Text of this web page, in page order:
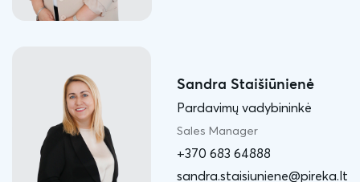
Sandra Staišiūnienė
Pardavimų vadybininkė
Sales Manager
+370 683 64888
sandra.staisiuniene@pireka.lt